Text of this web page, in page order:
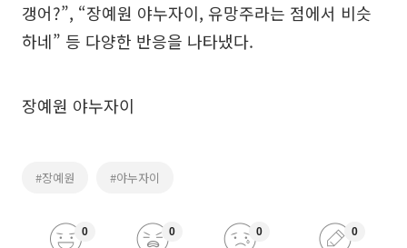
갱어?”, “장예원 야누자이, 유망주라는 점에서 비슷
하네” 등 다양한 반응을 나타냈다.
장예원 야누자이
#장예원 #야누자이
0 0 0 0